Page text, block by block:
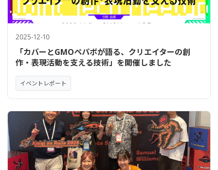
2025-12-10
「カバーとGMOペパボが語る、クリエイターの創
作・表現活動を支える技術」を開催しました
イベントレポート